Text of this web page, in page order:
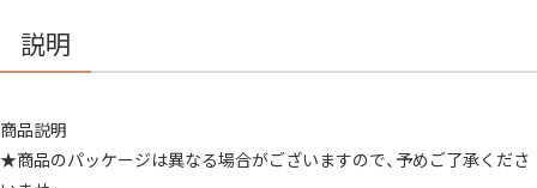
ル
フ
ァ
ン
デ
説明
商品説明
★商品のパッケージは異なる場合がございますので、予めご了承くださ